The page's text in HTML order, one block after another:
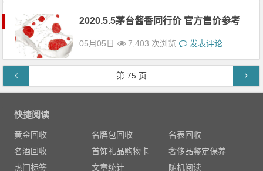
2020.5.5茅台酱香同行价 官方售价参考
05月05日 7,403 次浏览 发表评论
文章导航 第 75页
快捷阅读
黄金回收 名牌包回收
名表回收
名酒回收
首饰礼品购物卡
奢侈品鉴定保养
热门标签
文章统计 随机阅读